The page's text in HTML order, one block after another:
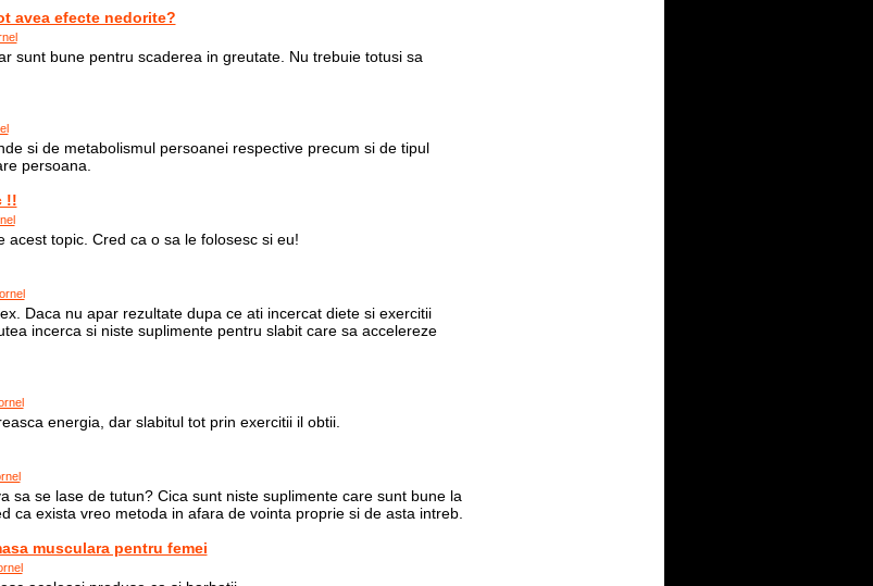
avea efecte nedorite?
sunt bune pentru scaderea in greutate. Nu trebuie totusi sa
si de metabolismul persoanei respective precum si de tipul
persoana.
!!
acest topic. Cred ca o sa le folosesc si eu!
Daca nu apar rezultate dupa ce ati incercat diete si exercitii
incerca si niste suplimente pentru slabit care sa accelereze
energia, dar slabitul tot prin exercitii il obtii.
sa se lase de tutun? Cica sunt niste suplimente care sunt bune la
ca exista vreo metoda in afara de vointa proprie si de asta intreb.
musculara pentru femei